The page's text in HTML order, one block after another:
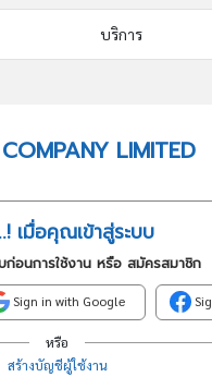
บริการ
LIMITED
เมื่อคุณเข้าสู่ระบบ
ก่อนการใช้งาน หรือ สมัครสมาชิก
Sign in with Google
หรือ
สร้างบัญชีผู้ใช้งาน